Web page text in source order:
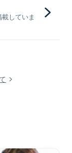
していま